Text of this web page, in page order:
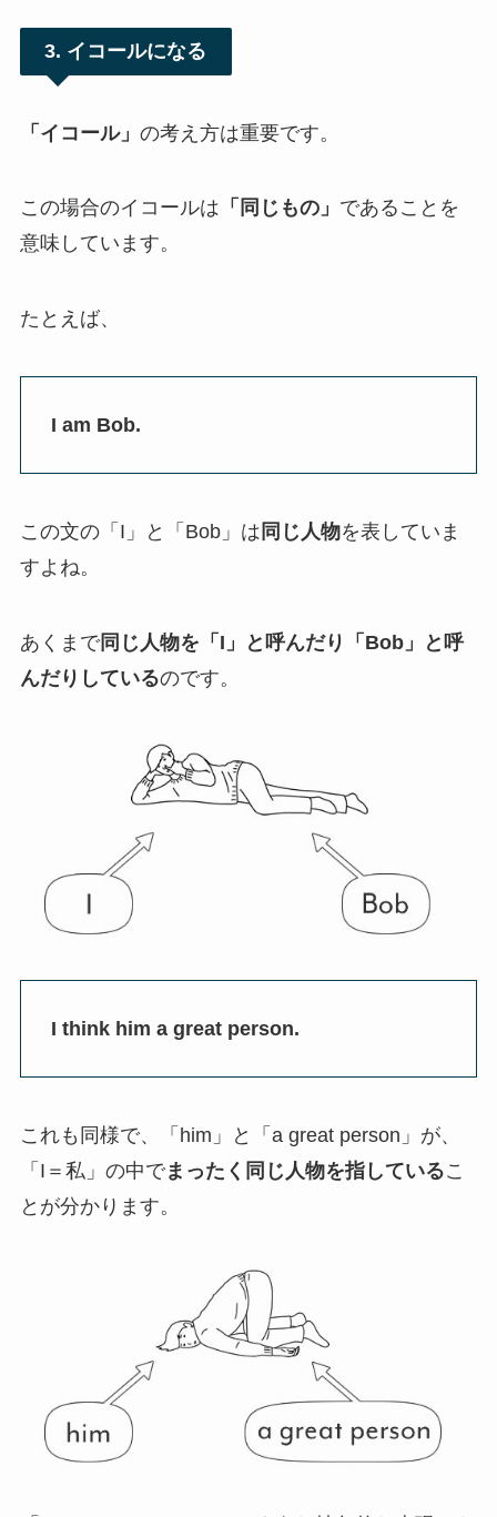
3. イコールになる
「イコール」 の考え方は重要です。
この場合のイコールは 「同じもの」 であることを
意味しています。
たとえば、
I am Bob.
この文の「I」と「Bob」は 同じ人物を表していま
すよね。
あくまで同じ人物を「I」と呼んだり「Bob」と呼
んだりしているのです。
I think him a great person.
これも同様で、「him」と「a great person」が、
「I＝私」の中でまったく同じ人物を指しているこ
とが分かります。